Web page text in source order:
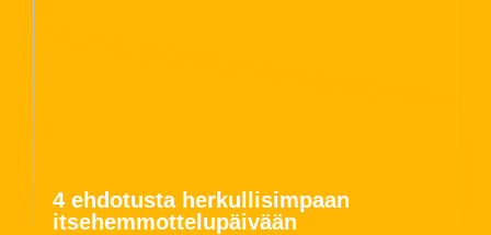
4 ehdotusta herkullisimpaan
itsehemmottelupäivään